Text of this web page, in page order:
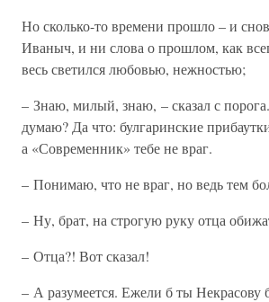
Но сколько-то времени прошло – и
Иваныч, и ни слова о прошлом, как
весь светился любовью, нежностью;
– Знаю, милый, знаю, – сказал с
думаю? Да что: булгаринские
а «Современник» тебе не враг.
– Понимаю, что не враг, но ведь тем
– Ну, брат, на строгую руку отца
– Отца?! Вот сказал!
– А разумеется. Ежели б ты Некрасову